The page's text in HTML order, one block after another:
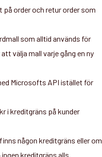
på order och retur order som
som alltid används för
välja mall varje gång en ny
Microsofts API istället för
i kreditgräns på kunder
någon kreditgräns eller om
kreditgräns alls.